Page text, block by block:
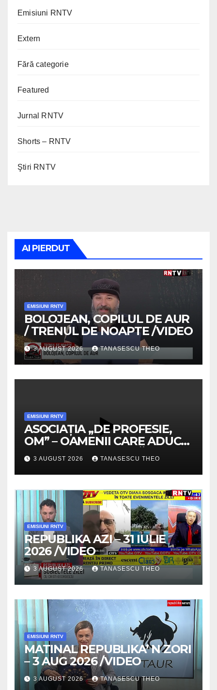
Emisiuni RNTV
Extern
Fără categorie
Featured
Jurnal RNTV
Shorts – RNTV
Ştiri RNTV
AI PIERDUT
EMISIUNI RNTV
BOLOJEAN, COPILUL DE AUR
/ TRENUL DE NOAPTE /VIDEO
3 AUGUST 2026 TANASESCU THEO
EMISIUNI RNTV
ASOCIAȚIA „DE PROFESIE,
OM” – OAMENII CARE ADUC
VALOARE COMUNITĂȚII /
SECRETELE SUCCESULUI
/VIDEO
3 AUGUST 2026 TANASESCU THEO
EMISIUNI RNTV
REPUBLIKA AZI – 31 IULIE
2026 /VIDEO
3 AUGUST 2026 TANASESCU THEO
EMISIUNI RNTV
MATINAL REPUBLIKA’ N ZORI
– 3 AUG 2026 /VIDEO
3 AUGUST 2026 TANASESCU THEO